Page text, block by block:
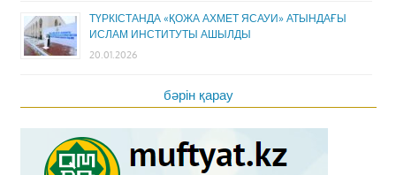
ТҮРКІСТАНДА «ҚОЖА АХМЕТ ЯСАУИ» АТЫНДАҒЫ
ИСЛАМ ИНСТИТУТЫ АШЫЛДЫ
20.01.2026
бәрін қарау